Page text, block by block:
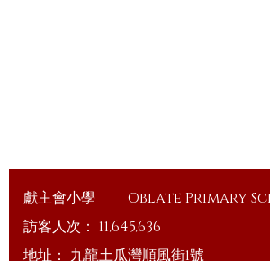
獻主會小學
Oblate Primary
訪客人次： 11,645,636
地址： 九龍土瓜灣順風街1號